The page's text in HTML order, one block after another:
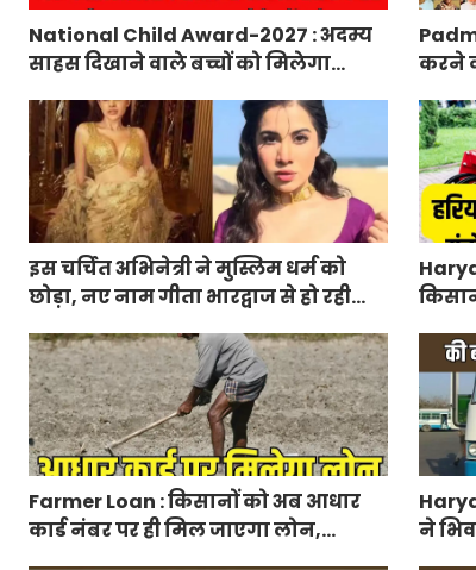
National Child Award-2027 : अदम्य
साहस दिखाने वाले बच्चों को मिलेगा
ऐसे करें आवेदन
करने
लिए
इस चर्चित अभिनेत्री ने मुस्लिम धर्म को
छोड़ा, नए नाम गीता भारद्वाज से हो रही
Farmer Loan : किसानों को अब आधार
कार्ड नंबर पर ही मिल जाएगा लोन,
ने